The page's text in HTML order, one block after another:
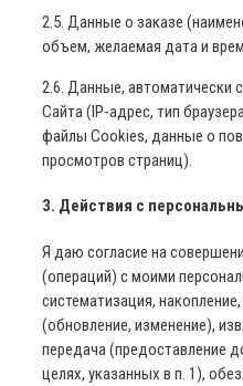
2.5. Данные о заказе
объем, желаемая дата и
2.6. Данные, автоматически
Сайта (IP-адрес, тип
файлы Cookies, данные о
просмотров страниц).
3. Действия с
Я даю согласие на
(операций) с моими
систематизация,
(обновление, изменение),
передача (предоставление
целях, указанных в п. 1),